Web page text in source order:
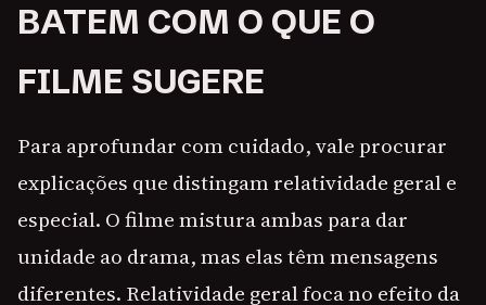
BATEM COM O QUE O
FILME SUGERE
Para aprofundar com cuidado, vale procurar
explicações que distingam relatividade geral e
especial. O filme mistura ambas para dar
unidade ao drama, mas elas têm mensagens
diferentes. Relatividade geral foca no efeito da